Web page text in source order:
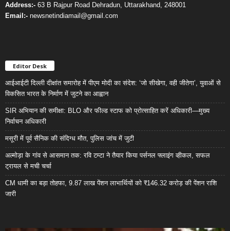
Address:- 63 B Rajpur Road Dehradun, Uttarakhand, 248001
Email:- newsnetindiamail@gmail.com
Editor Desk
आईआईटी दिल्ली दीक्षांत समारोह में पीएम मोदी का संदेश: ‘जो सीखेगा, वही जीतेगा’, युवाओं से
विकसित भारत के निर्माण में जुटने का आह्वान
SIR अभियान की समीक्षा: BLO और फील्ड स्टाफ को प्रोत्साहित करें अधिकारी—मुख्य
निर्वाचन अधिकारी
मसूरी में पूर्व सैनिक की संदिग्ध मौत, पुलिस जांच में जुटी
अल्मोड़ा के गांव से आसमान तक: रवि टम्टा ने तैयार किया पर्सनल फ्लाइंग व्हीकल, सफल
ट्रायल से मची चर्चा
CM धामी का बड़ा तोहफा, 9.87 लाख पेंशन लाभार्थियों को ₹146.32 करोड़ की पेंशन राशि
जारी